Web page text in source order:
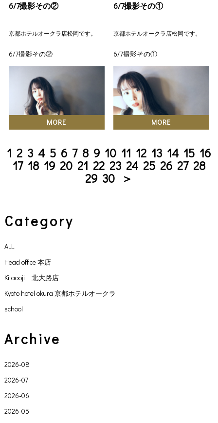
6/7撮影その②
京都ホテルオークラ店松岡です。
6/7撮影その②
衣装チェンジ。
カット&カラー&スタイリング&
カメラ→松岡
MORE
6/7撮影その①
京都ホテルオークラ店松岡です。
6/7撮影その①
二回目のモデルさん。
ちょっと慣れてきてくれてま
す。
焼き肉大好きだそうです。
カット&カラー&スタイリング&
MORE
1 2 3 4 5 6 7 8 9 10 11 12 13 14 15 16
17 18 19 20 21 22 23 24 25 26 27 28
29 30 ＞
Category
ALL
Head office 本店
Kitaooji 北大路店
Kyoto hotel okura 京都ホテルオークラ
school
Archive
2026-08
2026-07
2026-06
2026-05